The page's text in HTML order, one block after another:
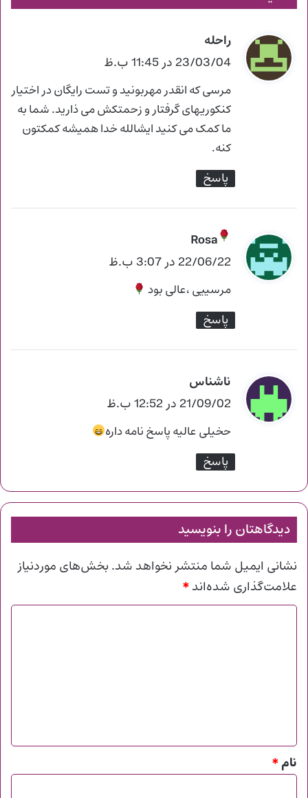
راحله
ف
ت
:
23/03/04 در 11:45 ب.ظ
مرسی که انقدر مهربونید و تست رایگان در اختیار
کنکوریهای گرفتار و زحمتکش می ذارید. شما به
ما کمک می کنید ایشالله خدا همیشه کمکتون
کنه.
پاسخ
Rosa
ف
ت
22/06/22 در 3:07 ب.ظ
مرسییی ،عالی بود
پاسخ
ناشناس
ف
ت
21/09/02 در 12:52 ب.ظ
حخیلی عالیه پاسخ نامه داره
پاسخ
دیدگاهتان را بنویسید
نشانی ایمیل شما منتشر نخواهد شد. بخش‌های موردنیاز
علامت‌گذاری شده‌اند*
*
نام*